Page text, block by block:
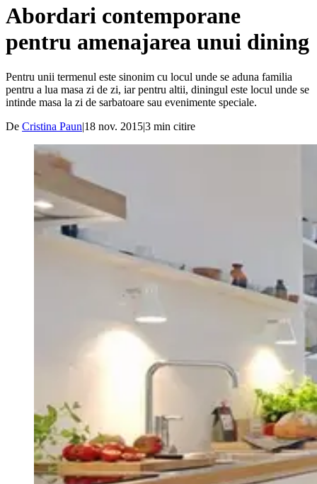
Abordari contemporane
pentru amenajarea unui dining
Pentru unii termenul este sinonim cu locul unde se aduna familia
pentru a lua masa zi de zi, iar pentru altii, diningul este locul unde se
intinde masa la zi de sarbatoare sau evenimente speciale.
De Cristina Paun|18 nov. 2015|3 min citire